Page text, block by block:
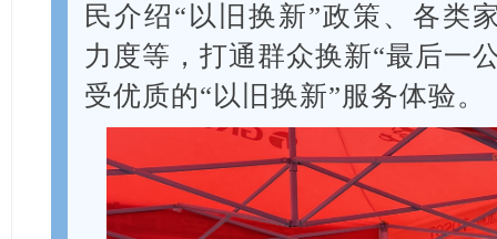
民介绍“以旧换新”政策、各类
力度等，打通群众换新“最后一
受优质的“以旧换新”服务体验。